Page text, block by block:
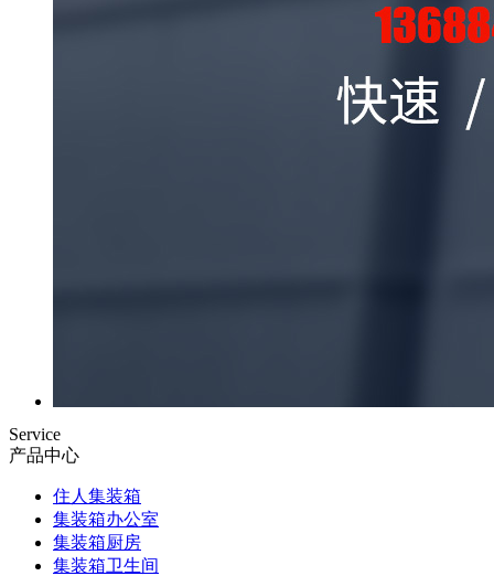
Service
产品中心
住人集装箱
集装箱办公室
集装箱厨房
集装箱卫生间